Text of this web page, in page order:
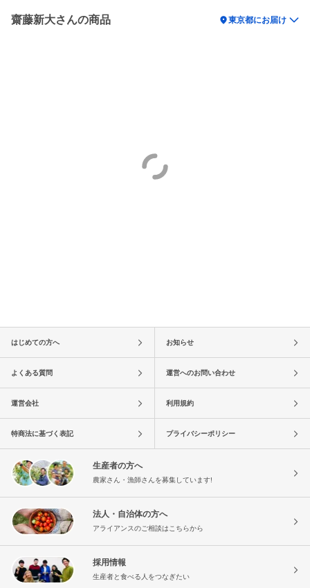
齋藤新大さんの商品 location_on東京都にお届け
はじめての方へ お知らせ
よくある質問 運営へのお問い合わせ
運営会社 利用規約
特商法に基づく表記 プライバシーポリシー
生産者の方へ
農家さん・漁師さんを募集しています!
法人・自治体の方へ
アライアンスのご相談はこちらから
採用情報
生産者と食べる人をつなぎたい